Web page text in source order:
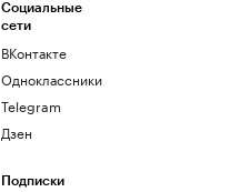
Социальные
сети
ВКонтакте
Одноклассники
Telegram
Дзен
Подписки